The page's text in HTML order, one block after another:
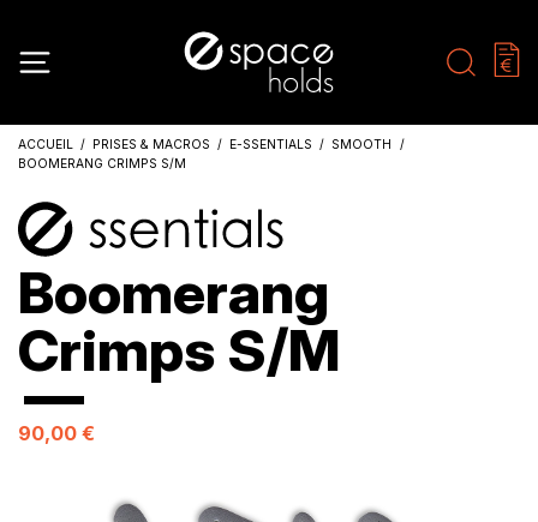
ACCUEIL PRISES & MACROS E-SSENTIALS
SMOOTH
BOOMERANG CRIMPS S/M
Boomerang
Crimps S/M
90,00 €